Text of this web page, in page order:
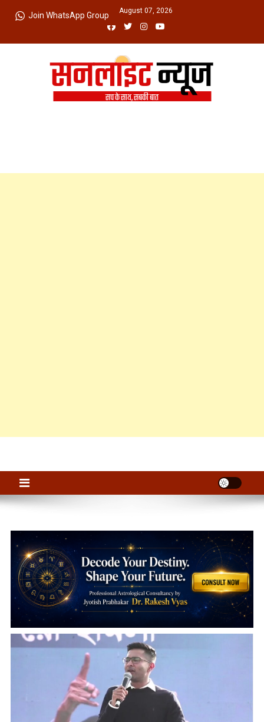
Friday, August 07, 2026
Join WhatsApp Group